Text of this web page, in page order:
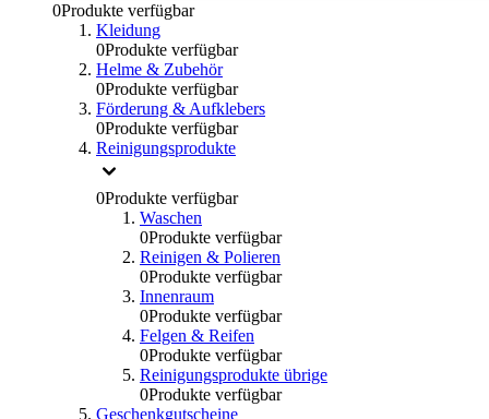
0Produkte verfügbar
Kleidung
0Produkte verfügbar
Helme & Zubehör
0Produkte verfügbar
Förderung & Aufklebers
0Produkte verfügbar
Reinigungsprodukte
0Produkte verfügbar
Waschen
0Produkte verfügbar
Reinigen & Polieren
0Produkte verfügbar
Innenraum
0Produkte verfügbar
Felgen & Reifen
0Produkte verfügbar
Reinigungsprodukte übrige
0Produkte verfügbar
Geschenkgutscheine